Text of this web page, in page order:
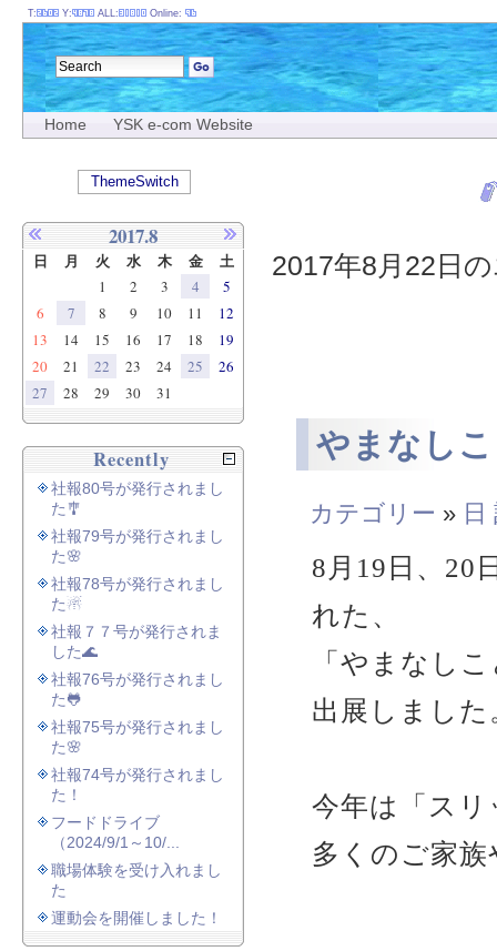
Home YSK e-com Website
2017年8月22日
やまなし
カテゴリー » 日
8月19日、20
れた、
「やまなし
出展しました
今年は「ス
多くのご家
T: Y: ALL: Online:
ThemeSwitch
2017.8
日 月 火 水 木 金 土
1 2 3 4
5
6
7 8 9 10 11
12
13
14 15 16 17 18
19
20
21 22 23 24 25
26
27
28 29 30 31
Recently
社報80号が発行されまし
た🎐
社報79号が発行されまし
た🌸
社報78号が発行されまし
た☃
社報７７号が発行されま
した🌊
社報76号が発行されまし
た🐸
社報75号が発行されまし
た🌸
社報74号が発行されまし
た！
フードドライブ
（2024/9/1～10/...
職場体験を受け入れまし
た
運動会を開催しました！